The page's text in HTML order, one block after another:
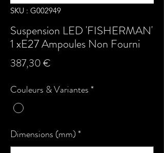
SKU : G002949
Suspension LED 'FISHERMAN'
1 xE27 Ampoules Non Fourni
387,30 €
Couleurs & Variantes*
Dimensions (mm)*